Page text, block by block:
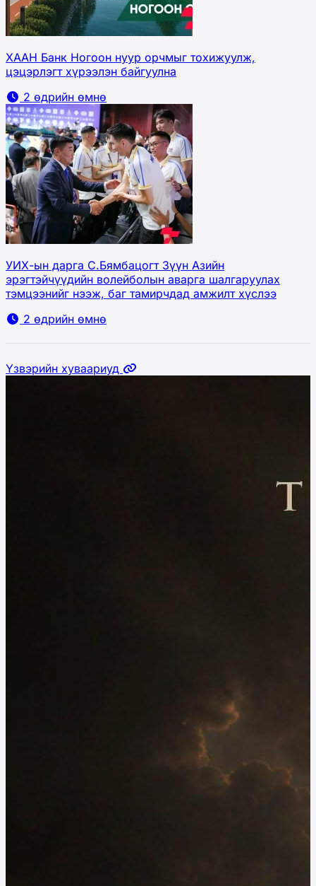
ХААН Банк Ногоон нуур орчмыг тохижуулж,
цэцэрлэгт хүрээлэн байгуулна
2 өдрийн өмнө
УИХ-ын дарга С.Бямбацогт Зүүн Азийн
эрэгтэйчүүдийн волейболын аварга шалгаруулах
тэмцээнийг нээж, баг тамирчдад амжилт хүслээ
2 өдрийн өмнө
Үзвэрийн хуваариуд